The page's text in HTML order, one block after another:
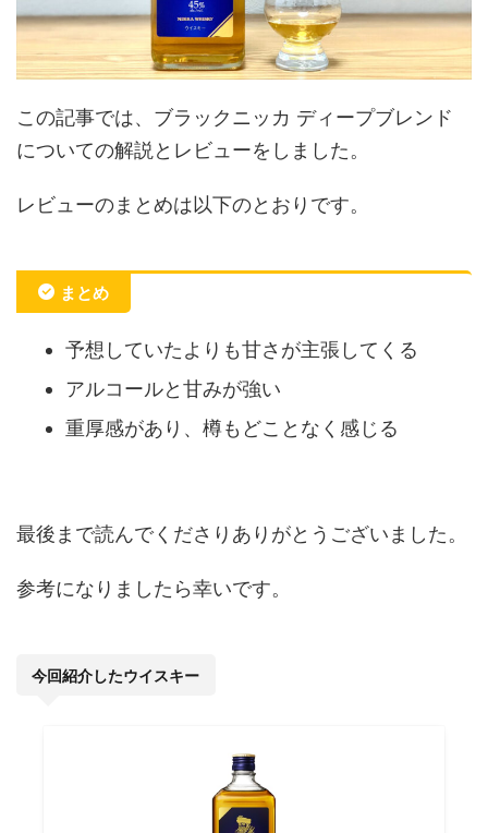
この記事では、ブラックニッカ ディープブレンド
についての解説とレビューをしました。
レビューのまとめは以下のとおりです。
まとめ
予想していたよりも甘さが主張してくる
アルコールと甘みが強い
重厚感があり、樽もどことなく感じる
最後まで読んでくださりありがとうございました。
参考になりましたら幸いです。
今回紹介したウイスキー